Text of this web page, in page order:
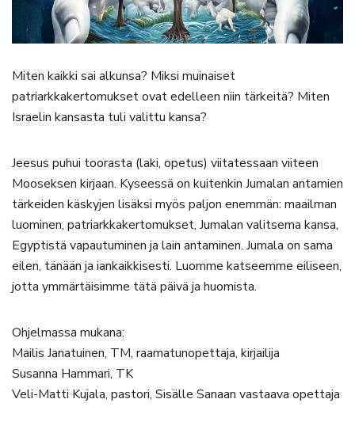
Miten kaikki sai alkunsa? Miksi muinaiset
patriarkkakertomukset ovat edelleen niin tärkeitä? Miten
Israelin kansasta tuli valittu kansa?
Jeesus puhui toorasta (laki, opetus) viitatessaan viiteen
Mooseksen kirjaan. Kyseessä on kuitenkin Jumalan antamien
tärkeiden käskyjen lisäksi myös paljon enemmän: maailman
luominen, patriarkkakertomukset, Jumalan valitsema kansa,
Egyptistä vapautuminen ja lain antaminen. Jumala on sama
eilen, tänään ja iankaikkisesti. Luomme katseemme eiliseen,
jotta ymmärtäisimme tätä päivä ja huomista.
Ohjelmassa mukana:
Mailis Janatuinen, TM, raamatunopettaja, kirjailija
Susanna Hammari, TK
Veli-Matti Kujala, pastori, Sisälle Sanaan vastaava opettaja